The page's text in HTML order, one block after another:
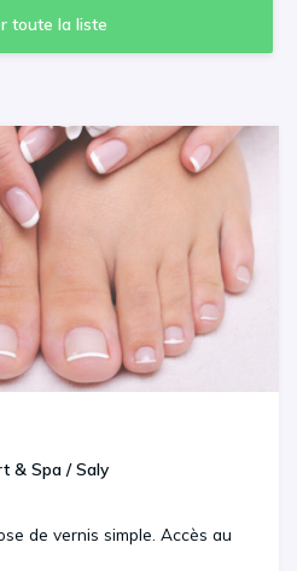
toute la liste
& Spa / Saly
de vernis simple. Accès au